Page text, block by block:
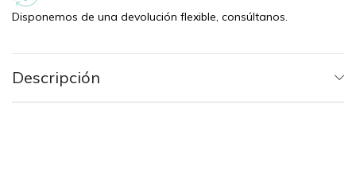
Disponemos de una devolución flexible, consúltanos.
Descripción